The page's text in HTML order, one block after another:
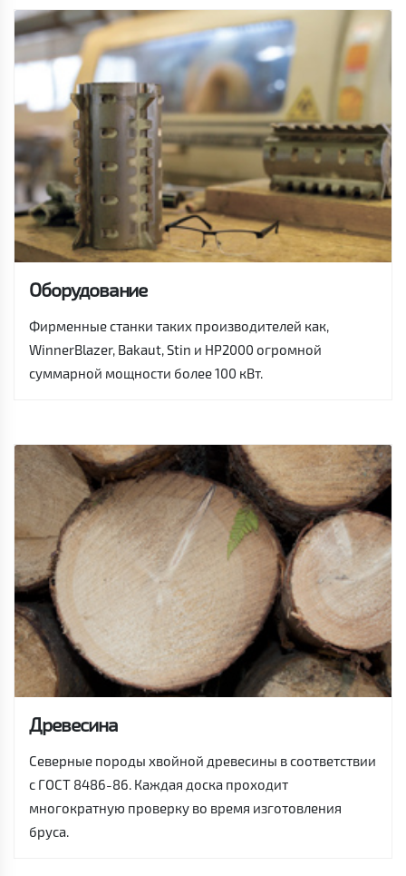
Оборудование
Фирменные станки таких производителей как,
WinnerBlazer, Bakaut, Stin и HP2000 огромной
суммарной мощности более 100 кВт.
Древесина
Северные породы хвойной древесины в соответствии
с ГОСТ 8486-86. Каждая доска проходит
многократную проверку во время изготовления
бруса.